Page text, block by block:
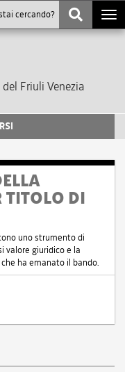
Friuli Venezia
TITOLO DI
uno strumento di
valore giuridico e la
ha emanato il bando.